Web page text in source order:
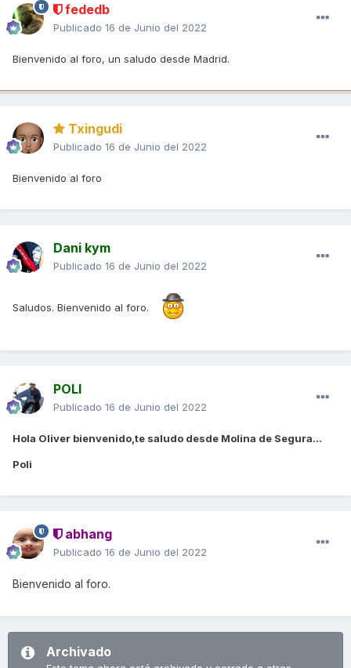
fededb
Publicado 16 de Junio del 2022
Bienvenido al foro, un saludo desde Madrid.
Txingudi
Publicado 16 de Junio del 2022
Bienvenido al foro
Dani kym
Publicado 16 de Junio del 2022
Saludos. Bienvenido al foro.
POLI
Publicado 16 de Junio del 2022
Hola Oliver bienvenido,te saludo desde Molina de Segura...
Poli
abhang
Publicado 16 de Junio del 2022
Bienvenido al foro.
Archivado